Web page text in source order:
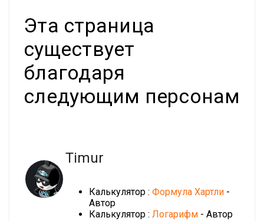
Эта страница
существует
благодаря
следующим персонам
Timur
Калькулятор : Формула Хартли -
Автор
Калькулятор : Логарифм - Автор